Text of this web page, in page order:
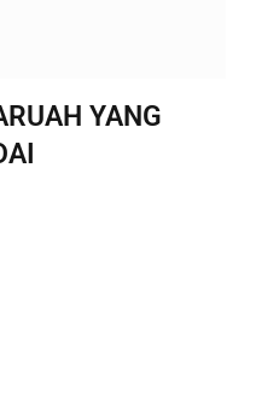
YANG